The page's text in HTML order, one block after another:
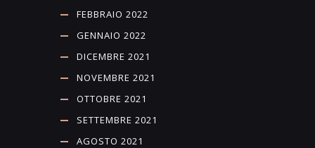
FEBBRAIO 2022
GENNAIO 2022
DICEMBRE 2021
NOVEMBRE 2021
OTTOBRE 2021
SETTEMBRE 2021
AGOSTO 2021